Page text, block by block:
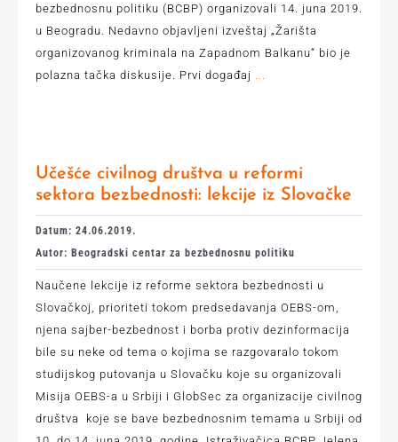
bezbednosnu politiku (BCBP) organizovali 14. juna 2019.
u Beogradu. Nedavno objavljeni izveštaj „Žarišta
organizovanog kriminala na Zapadnom Balkanu“ bio je
polazna tačka diskusije. Prvi događaj
Učešće civilnog društva u reformi
sektora bezbednosti: lekcije iz Slovačke
Datum: 24.06.2019.
Autor: Beogradski centar za bezbednosnu politiku
Naučene lekcije iz reforme sektora bezbednosti u
Slovačkoj, prioriteti tokom predsedavanja OEBS-om,
njena sajber-bezbednost i borba protiv dezinformacija
bile su neke od tema o kojima se razgovaralo tokom
studijskog putovanja u Slovačku koje su organizovali
Misija OEBS-a u Srbiji i GlobSec za organizacije civilnog
društva koje se bave bezbednosnim temama u Srbiji od